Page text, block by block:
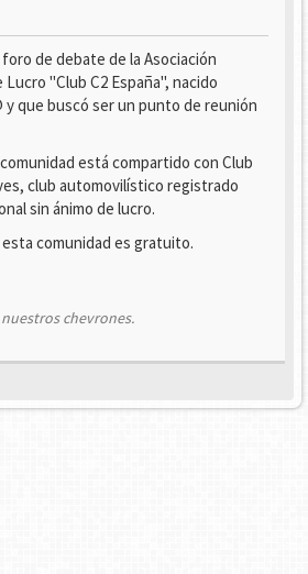
de debate de la Asociación
Lucro "Club C2 España", nacido
y que buscó ser un punto de reunión
está compartido con Club
club automovilístico registrado
sin ánimo de lucro.
comunidad es gratuito.
chevrones.